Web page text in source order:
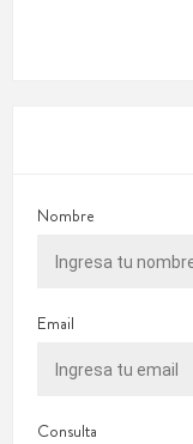
Nombre
Email
Consulta